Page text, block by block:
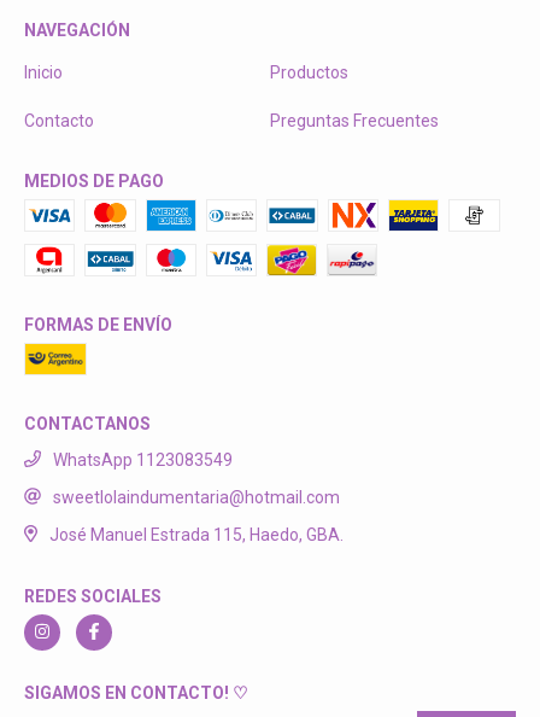
NAVEGACIÓN
Inicio Productos
Contacto Preguntas Frecuentes
MEDIOS DE PAGO
FORMAS DE ENVÍO
CONTACTANOS
WhatsApp 1123083549
sweetlolaindumentaria@hotmail.com
José Manuel Estrada 115, Haedo, GBA.
REDES SOCIALES
SIGAMOS EN CONTACTO! ♡